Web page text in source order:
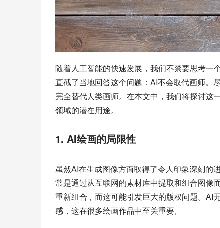
随着人工智能的快速发展，我们不禁要思考一
直截了当地回答这个问题：AI不会取代画师。
完全替代人类画师。在本文中，我们将探讨这
领域的潜在用途。
1. AI绘画的局限性
虽然AI在生成图像方面取得了令人印象深刻的
常是通过从互联网的素材库中提取和组合图像
重新组合，而这可能引发巨大的版权问题。AI
感，这在很多绘画作品中至关重要。